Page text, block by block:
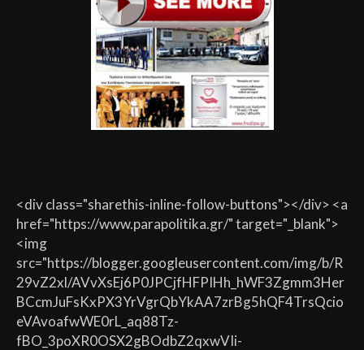
<div class="sharethis-inline-follow-buttons"></div> <a
href="https://www.parapolitika.gr/" target="_blank">
<img
src="https://blogger.googleusercontent.com/img/b/R
29vZ2xl/AVvXsEj6P0JPCjfHFPIHh_hWF3Zgmm3Her
BCcmJuFsKxPX3YrVgrQbYkAA7zrBg5hQF4TrsQcio
eVAvoafwWE0rL_aq88Tz-
fBO_3poXR0OSX2gBOdbZ2qxwVIi-